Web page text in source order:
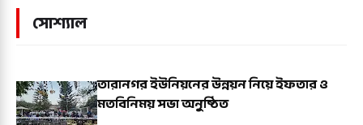
সোশ্যাল
তারানগর ইউনিয়নের উন্নয়ন নিয়ে ইফতার ও
মতবিনিময় সভা অনুষ্ঠিত